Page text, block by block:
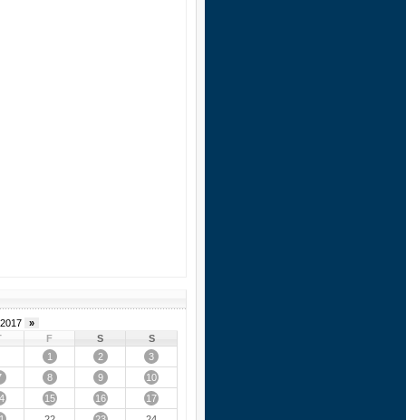
»
F S
S
1
2
3
8 9
10
15 16
17